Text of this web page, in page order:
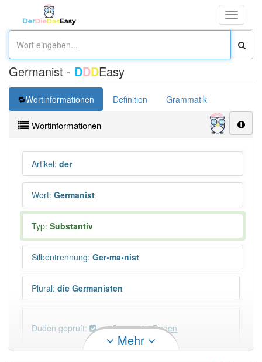
Toggle
Germanist - DDDEasy
Wortinformationen Definition Grammatik
Wortinformationen
Artikel: der
Wort: Germanist
Typ: Substantiv
Silbentrennung: Ger•ma•nist
Plural: die Germanisten
Duden geprüft: Germanist Duden
Mehr